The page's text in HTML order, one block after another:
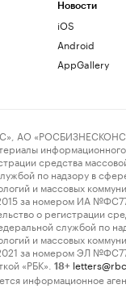
Новости
iOS
Android
AppGallery
АО
информационного
средства
по надзору в
и массовых
за номером ИА
о регистрации
службой по
и массовых
за номером ЭЛ
«РБК».
18+
информационное